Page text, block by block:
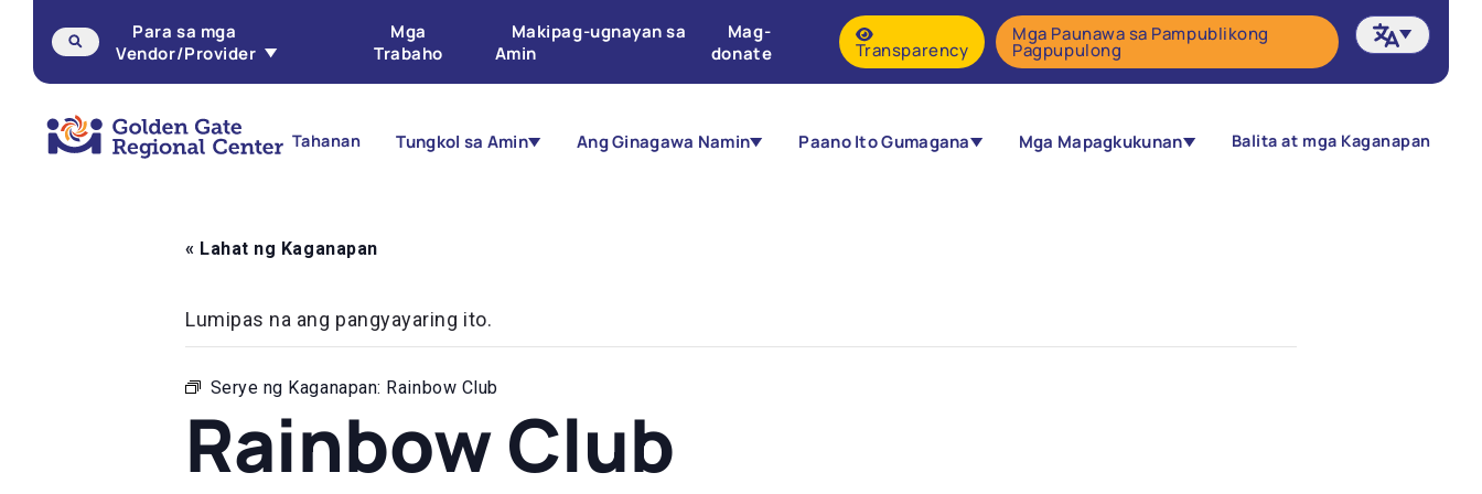
nilalaman
Para sa mga
Vendor/Provider
Mga
Trabaho
Makipag-ugnayan sa
Amin
Mag-
donate
Transparency
Mga Paunawa sa Pampublikong
Pagpupulong
Tahanan Tungkol sa Amin Ang Ginagawa Namin Paano Ito Gumagana Mga Mapagkukunan Balita at mga Kaganapan
« Lahat ng Kaganapan
Lumipas na ang pangyayaring ito.
Serye ng Kaganapan: Rainbow Club
Rainbow Club